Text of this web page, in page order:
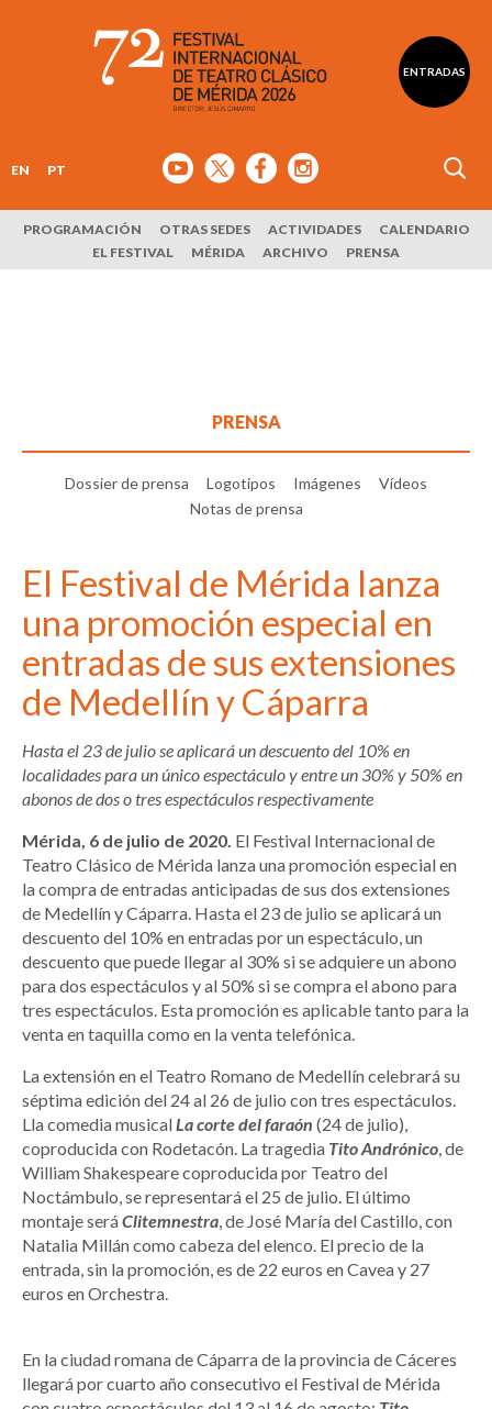
ENTRADAS
EN PT
PROGRAMACIÓN OTRAS SEDES ACTIVIDADES
CALENDARIO
EL FESTIVAL
MÉRIDA ARCHIVO PRENSA
PRENSA
Dossier de prensa Logotipos Imágenes
Vídeos
Notas de prensa
El Festival de Mérida lanza
una promoción especial en
entradas de sus extensiones
de Medellín y Cáparra
Hasta el 23 de julio se aplicará un descuento del 10% en
localidades para un único espectáculo y entre un 30% y 50% en
abonos de dos o tres espectáculos respectivamente
Mérida, 6 de julio de 2020. El Festival Internacional de
Teatro Clásico de Mérida lanza una promoción especial en
la compra de entradas anticipadas de sus dos extensiones
de Medellín y Cáparra. Hasta el 23 de julio se aplicará un
descuento del 10% en entradas por un espectáculo, un
descuento que puede llegar al 30% si se adquiere un abono
para dos espectáculos y al 50% si se compra el abono para
tres espectáculos. Esta promoción es aplicable tanto para la
venta en taquilla como en la venta telefónica.
La extensión en el Teatro Romano de Medellín celebrará su
séptima edición del 24 al 26 de julio con tres espectáculos.
Lla comedia musicalLa corte del faraón (24 de julio),
coproducida con Rodetacón. La tragedia Tito Andrónico, de
William Shakespeare coproducida por Teatro del
Noctámbulo, se representará el 25 de julio. El último
montaje seráClitemnestra, de José María del Castillo, con
Natalia Millán como cabeza del elenco. El precio de la
entrada, sin la promoción, es de 22 euros en Cavea y 27
euros en Orchestra.
En la ciudad romana de Cáparra de la provincia de Cáceres
llegará por cuarto año consecutivo el Festival de Mérida